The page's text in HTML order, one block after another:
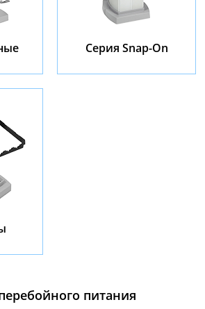
Серия Snap-On
питания